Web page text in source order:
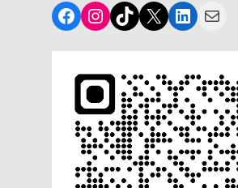
Facebook
Instagram
TikTok
X LinkedIn
Mail